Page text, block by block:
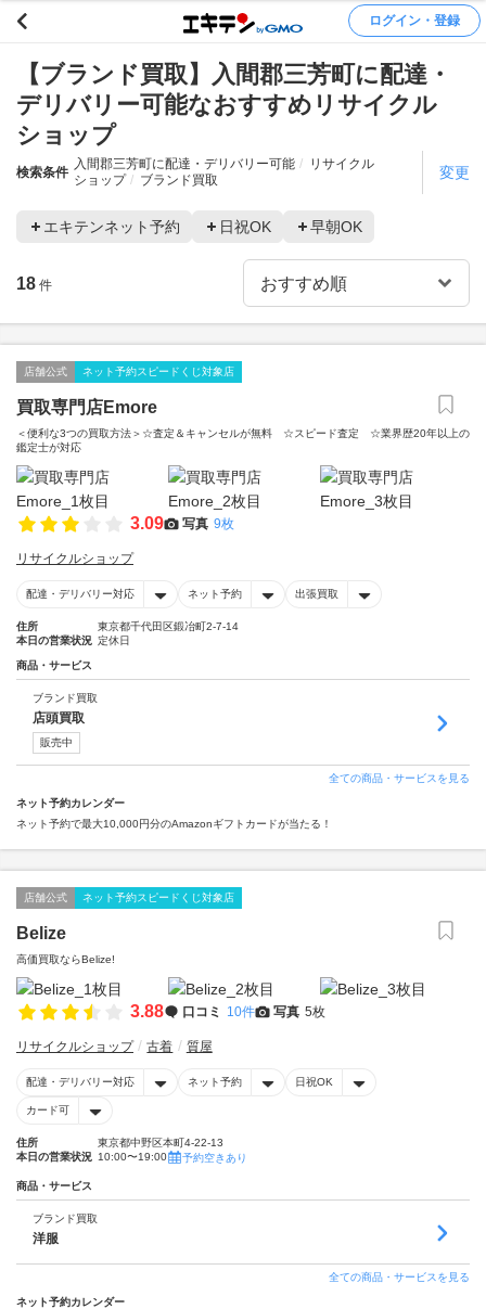
ログイン・登録
【ブランド買取】入間郡三芳町に配達・
デリバリー可能なおすすめリサイクル
ショップ
検索条件
入間郡三芳町に配達・デリバリー可能
リサイクル
ショップ
ブランド買取 変更
エキテンネット予約 日祝OK 早朝OK
18 件
店舗公式 ネット予約スピードくじ対象店
買取専門店Emore
＜便利な3つの買取方法＞☆査定＆キャンセルが無料 ☆スピード査定 ☆業界歴20年以上の
鑑定士が対応
3.09 写真 9枚
リサイクルショップ
配達・デリバリー対応 ネット予約 出張買取
住所
東京都千代田区鍛冶町2-7-14
本日の営業状況 定休日
商品・サービス
ブランド買取
店頭買取
販売中
全ての商品・サービスを見る
ネット予約カレンダー
ネット予約で最大10,000円分のAmazonギフトカードが当たる！
店舗公式 ネット予約スピードくじ対象店
Belize
高価買取ならBelize!
3.88 口コミ 10件 写真 5枚
リサイクルショップ 古着 質屋
配達・デリバリー対応 ネット予約 日祝OK
カード可
住所
東京都中野区本町4-22-13
本日の営業状況 10:00〜19:00 予約空きあり
商品・サービス
ブランド買取
洋服
全ての商品・サービスを見る
ネット予約カレンダー